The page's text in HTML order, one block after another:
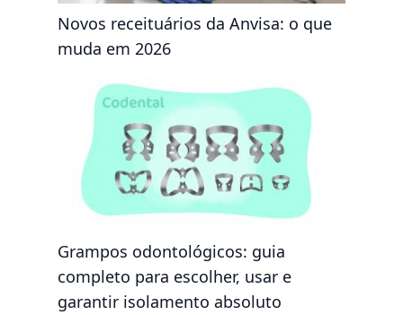
Novos receituários da Anvisa: o que
muda em 2026
Grampos odontológicos: guia
completo para escolher, usar e
garantir isolamento absoluto